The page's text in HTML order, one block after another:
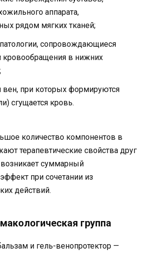
аппарата,
рядом мягких тканей;
сопровождающиеся
в нижних
вен, при которых формируются
сгущается кровь.
количество компонентов в
терапевтические свойства друг
возникает суммарный
при сочетании из
действий.
группа
и гель-венопротектор —